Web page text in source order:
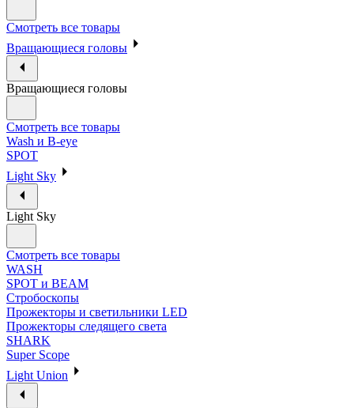
Смотреть все товары
Вращающиеся головы
Вращающиеся головы
Смотреть все товары
Wash и B-eye
SPOT
Light Sky
Light Sky
Смотреть все товары
WASH
SPOT и BEAM
Стробоскопы
Прожекторы и светильники LED
Прожекторы следящего света
SHARK
Super Scope
Light Union